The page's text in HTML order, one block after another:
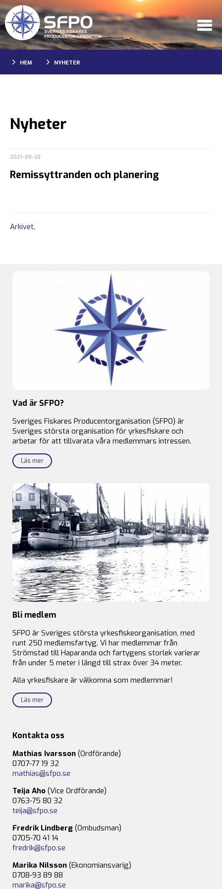
HEM NYHETER
Nyheter
2021-09-23
Remissyttranden och planering
Arkivet.
Vad är SFPO?
Sveriges Fiskares Producentorganisation (SFPO) är
Sveriges största organisation för yrkesfiskare och
arbetar för att tillvarata våra medlemmars intressen.
Läs mer
Bli medlem
SFPO är Sveriges största yrkesfiskeorganisation, med
runt 250 medlemsfartyg. Vi har medlemmar från
Strömstad till Haparanda och fartygens storlek varierar
från under 5 meter i längd till strax över 34 meter.
Alla yrkesfiskare är välkomna som medlemmar!
Läs mer
Kontakta oss
Mathias Ivarsson (Ordförande)
0707-77 19 32
mathias@sfpo.se
Teija Aho (Vice Ordförande)
0763-75 80 32
teija@sfpo.se
Fredrik Lindberg (Ombudsman)
0705-70 41 14
fredrik@sfpo.se
Marika Nilsson (Ekonomiansvarig)
0708-93 89 88
marika@sfpo.se